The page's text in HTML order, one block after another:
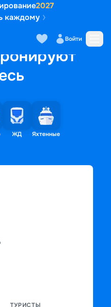
2027
каждому
Войти
ЖД Яхтенные
ТУРИСТЫ